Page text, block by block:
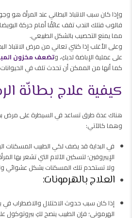
وإذا كان سبب الانتباذ البطاني عند المرأة هو
فالوب فتلك الندب تقف عائقًا أمام حركة
مما يمنع التخصيب بالشكل الطبيعي.
وعلى الأغلب إذا كنتي تعاني من مرض الانتباذ
على عملية الإباضة لديكِ، وتضعف مخزون
كما أنها من الممكن أن تحدث تلف في الحيوانات
كيفية علاج بطانّة
هناك عدة طرق تساعد في السيطرة على مرض
وهما كالآتي:
في البداية قد يضف لكي الطبيب المسكنات
الإيبروفين؛ لتسكين الآلام التي تشعر بها
ولا تستخدم تلك المسكنات بشكل عشوائي
العلاج بالهرمونات:
إذا كان سبب حدوث الاختلال والاضطراب في
الهرموني؛ فإن الطبيب ينصح لكِ ببروتوكول